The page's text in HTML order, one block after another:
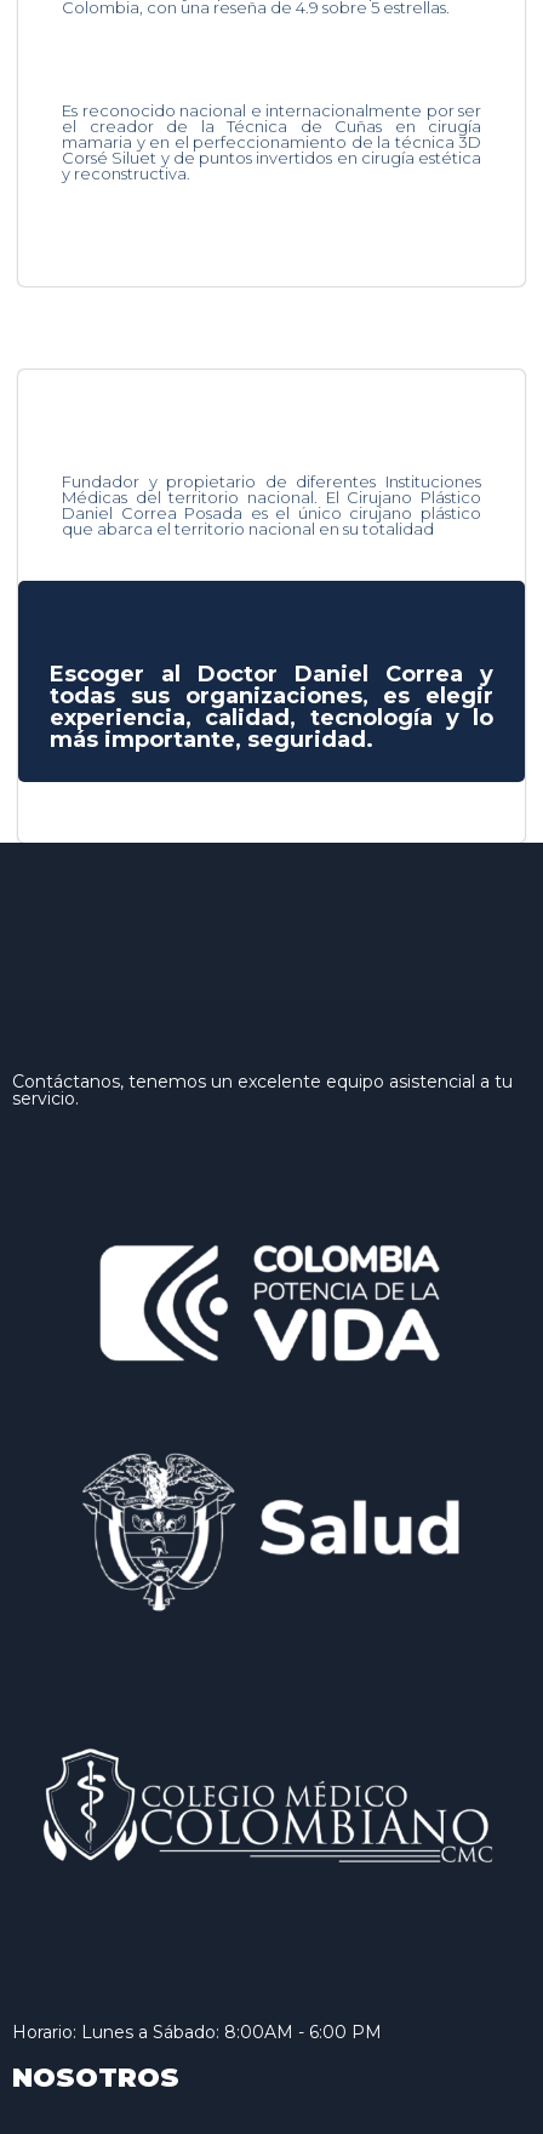
Colombia, con una reseña de 4.9 sobre 5 estrellas.
Es reconocido nacional e internacionalmente por ser
el creador de la Técnica de Cuñas en cirugía
mamaria y en el perfeccionamiento de la técnica 3D
Corsé Siluet y de puntos invertidos en cirugía estética
y reconstructiva.
Fundador y propietario de diferentes Instituciones
Médicas del territorio nacional. El Cirujano Plástico
Daniel Correa Posada es el único cirujano plástico
que abarca el territorio nacional en su totalidad
Escoger al Doctor Daniel Correa y
todas sus organizaciones, es elegir
experiencia, calidad, tecnología y lo
más importante, seguridad.
Contáctanos, tenemos un excelente equipo asistencial a tu
servicio.
Horario: Lunes a Sábado: 8:00AM - 6:00 PM
NOSOTROS